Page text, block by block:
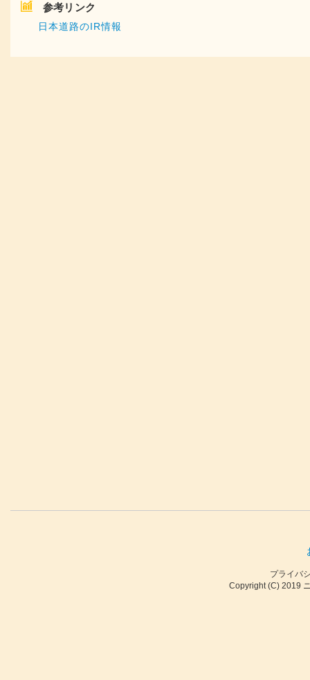
参考リンク
日本道路のIR情報
プライバ
Copyright (C) 2019